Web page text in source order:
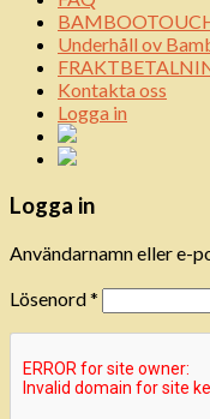
Underhåll ov
Kontakta oss
Logga in
Logga in
Användarnamn eller e-
Lösenord*